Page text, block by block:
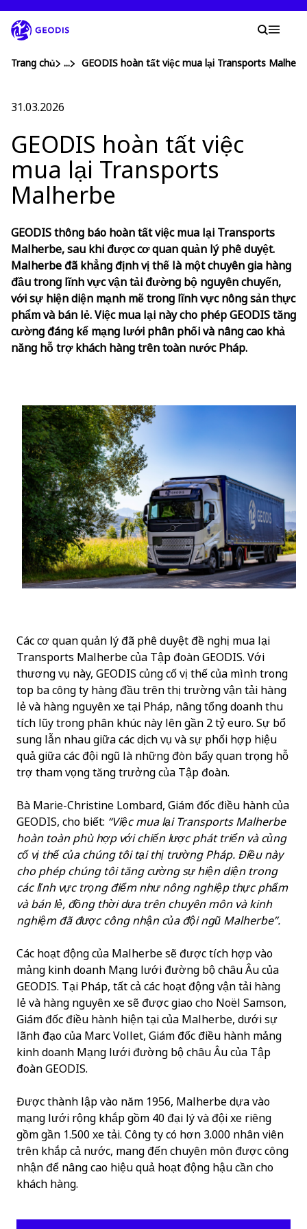
đến
nội
dung
Công ty
Phòng tin tức
Nghề nghiệp
Địa điểm
Vận chuyển ... Đơn hàng
Chọn Quốc gia và Ngôn ngữ
Tìm
Tìm
You are here :
Trang chủ ...Show all breadcrumb elements
GEODIS hoàn tất việc mua lại Transports
31.03.2026
GEODIS hoàn tất việc
mua lại Transports
Malherbe
GEODIS thông báo hoàn tất việc mua lại Transports
Malherbe, sau khi được cơ quan quản lý phê duyệt.
Malherbe đã khẳng định vị thế là một chuyên gia hàng
đầu trong lĩnh vực vận tải đường bộ nguyên chuyến,
với sự hiện diện mạnh mẽ trong lĩnh vực nông sản thực
phẩm và bán lẻ. Việc mua lại này cho phép GEODIS tăng
cường đáng kể mạng lưới phân phối và nâng cao khả
năng hỗ trợ khách hàng trên toàn nước Pháp.
Keepeek
Các cơ quan quản lý đã phê duyệt đề nghị mua lại
Transports Malherbe của Tập đoàn GEODIS. Với
thương vụ này, GEODIS củng cố vị thế của mình trong
top ba công ty hàng đầu trên thị trường vận tải hàng
lẻ và hàng nguyên xe tại Pháp, nâng tổng doanh thu
tích lũy trong phân khúc này lên gần 2 tỷ euro. Sự bổ
sung lẫn nhau giữa các dịch vụ và sự phối hợp hiệu
quả giữa các đội ngũ là những đòn bẩy quan trọng hỗ
trợ tham vọng tăng trưởng của Tập đoàn.
Bà Marie-Christine Lombard, Giám đốc điều hành của
GEODIS, cho biết: “Việc mua lại Transports Malherbe
hoàn toàn phù hợp với chiến lược phát triển và củng
cố vị thế của chúng tôi tại thị trường Pháp. Điều này
cho phép chúng tôi tăng cường sự hiện diện trong
các lĩnh vực trọng điểm như nông nghiệp thực phẩm
và bán lẻ, đồng thời dựa trên chuyên môn và kinh
nghiệm đã được công nhận của đội ngũ Malherbe”.
Các hoạt động của Malherbe sẽ được tích hợp vào
mảng kinh doanh Mạng lưới đường bộ châu Âu của
GEODIS. Tại Pháp, tất cả các hoạt động vận tải hàng
lẻ và hàng nguyên xe sẽ được giao cho Noël Samson,
Giám đốc điều hành hiện tại của Malherbe, dưới sự
lãnh đạo của Marc Vollet, Giám đốc điều hành mảng
kinh doanh Mạng lưới đường bộ châu Âu của Tập
đoàn GEODIS.
Được thành lập vào năm 1956, Malherbe dựa vào
mạng lưới rộng khắp gồm 40 đại lý và đội xe riêng
gồm gần 1.500 xe tải. Công ty có hơn 3.000 nhân viên
trên khắp cả nước, mang đến chuyên môn được công
nhận để nâng cao hiệu quả hoạt động hậu cần cho
khách hàng.